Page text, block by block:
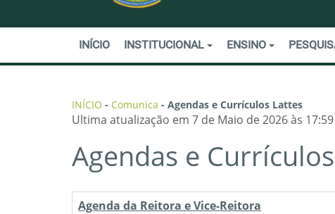
INÍCIO INSTITUCIONAL ENSINO
INÍCIO - Comunica - Agendas e Currículos Lattes
Ultima atualização em 7 de Maio de 2026 às 17:59
Agendas e
Agenda da Reitora e Vice-Reitora